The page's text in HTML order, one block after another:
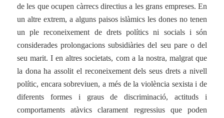
de les que ocupen càrrecs directius a les grans empreses. En
un altre extrem, a alguns paisos islàmics les dones no tenen
un ple reconeixement de drets polítics ni socials i són
considerades prolongacions subsidiàries del seu pare o del
seu marit. I en altres societats, com a la nostra, malgrat que
la dona ha assolit el reconeixement dels seus drets a nivell
polític, encara sobreviuen, a més de la violència sexista i de
diferents formes i graus de discriminació, actituds i
comportaments atàvics clarament regressius que poden